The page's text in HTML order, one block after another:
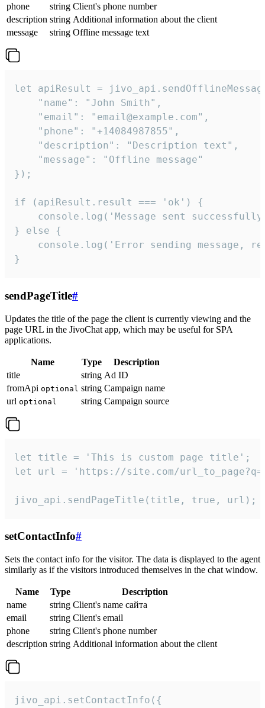
phone
string Client's phone number
description string Additional information about the client
message
string Offline message text
let apiResult =
    "name": "John Smith",
    "email": "email@example.com",
    "phone": "+14084987855",
    "description": "Description text",
    "message": "Offline message"
});
if (apiResult.result === 'ok') {
console.log('Message sent
} else {
console.log('Error sending message,
}
sendPageTitle#
Updates the title of the page the client is currently viewing and the
page URL in the JivoChat app, which may be useful for SPA
applications.
Name Type
Description
title
string Ad ID
fromApi optional string Campaign name
url optional string Campaign source
let title = 'This is custom page title';
let url = 'https://site.com/
jivo_api.sendPageTitle(title, true, url);
setContactInfo#
Sets the contact info for the visitor. The data is displayed to the agent
similarly as if the visitors introduced themselves in the chat window.
Name Type
Description
name
string Client's name сайта
email
string Client's email
phone
string Client's phone number
description string Additional information about the client
jivo_api.setContactInfo({